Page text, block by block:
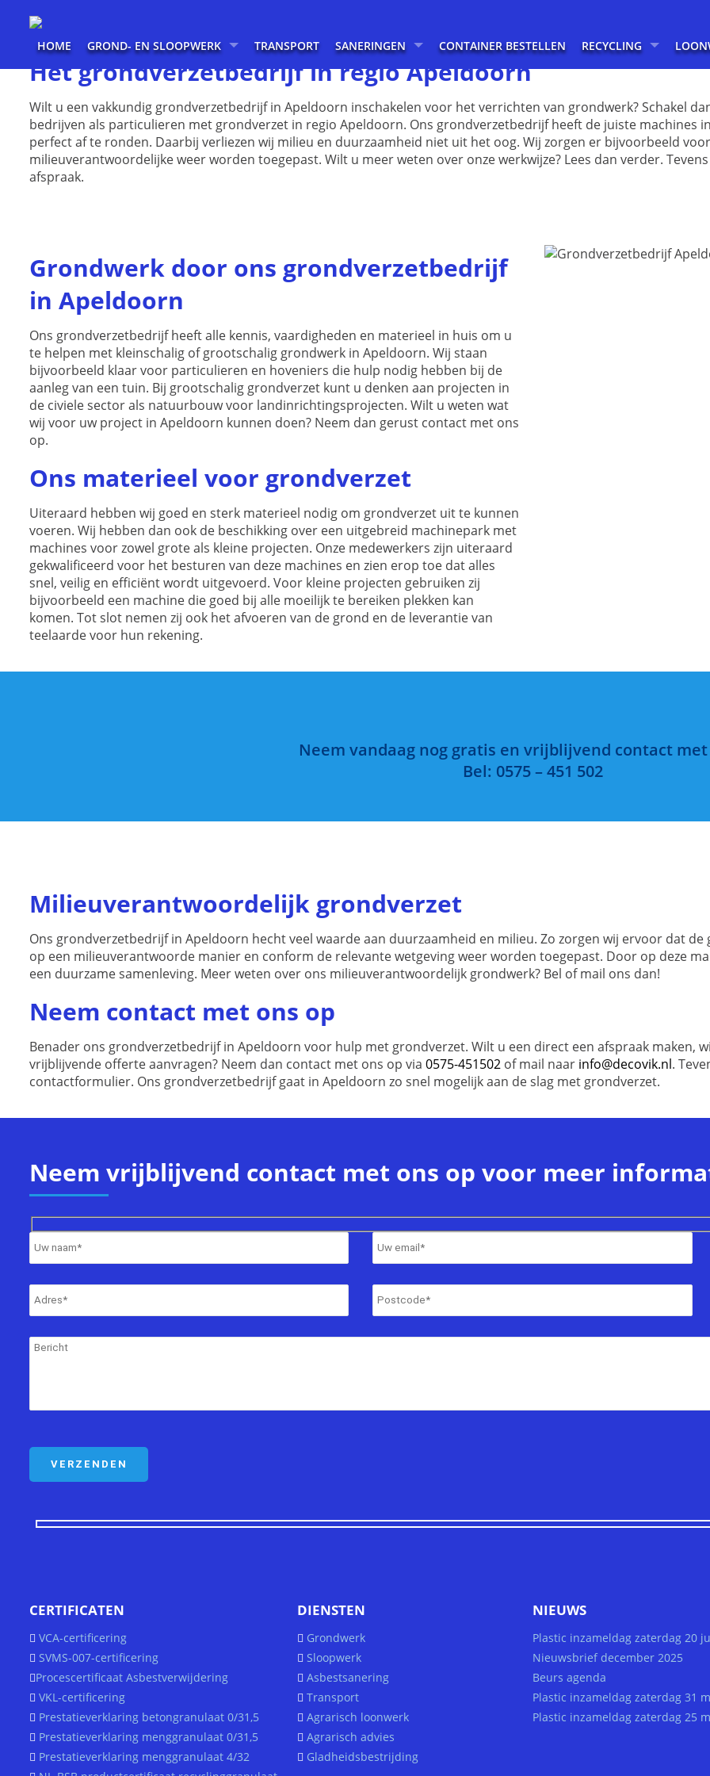
HOME GROND- EN SLOOPWERK TRANSPORT SANERINGEN CONTAINER BESTELLEN RECYCLING
Het grondverzetbedrijf in regio Apeldoorn
Wilt u een vakkundig grondverzetbedrijf in Apeldoorn inschakelen voor het verrichten van grondwerk? Schakel
bedrijven als particulieren met grondverzet in regio Apeldoorn. Ons grondverzetbedrijf heeft de juiste machines
perfect af te ronden. Daarbij verliezen wij milieu en duurzaamheid niet uit het oog. Wij zorgen er bijvoorbeeld
milieuverantwoordelijke weer worden toegepast. Wilt u meer weten over onze werkwijze? Lees dan verder.
afspraak.
Grondwerk door ons grondverzetbedrijf
in Apeldoorn
Ons grondverzetbedrijf heeft alle kennis, vaardigheden en materieel in huis om u
te helpen met kleinschalig of grootschalig grondwerk in Apeldoorn. Wij staan
bijvoorbeeld klaar voor particulieren en hoveniers die hulp nodig hebben bij de
aanleg van een tuin. Bij grootschalig grondverzet kunt u denken aan projecten in
de civiele sector als natuurbouw voor landinrichtingsprojecten. Wilt u weten wat
wij voor uw project in Apeldoorn kunnen doen? Neem dan gerust contact met ons
op.
Ons materieel voor grondverzet
Uiteraard hebben wij goed en sterk materieel nodig om grondverzet uit te kunnen
voeren. Wij hebben dan ook de beschikking over een uitgebreid machinepark met
machines voor zowel grote als kleine projecten. Onze medewerkers zijn uiteraard
gekwalificeerd voor het besturen van deze machines en zien erop toe dat alles
snel, veilig en efficiënt wordt uitgevoerd. Voor kleine projecten gebruiken zij
bijvoorbeeld een machine die goed bij alle moeilijk te bereiken plekken kan
komen. Tot slot nemen zij ook het afvoeren van de grond en de leverantie van
teelaarde voor hun rekening.
Neem vandaag nog gratis en vrijblijvend contact met
Bel: 0575 – 451 502
Milieuverantwoordelijk grondverzet
Ons grondverzetbedrijf in Apeldoorn hecht veel waarde aan duurzaamheid en milieu. Zo zorgen wij ervoor dat
op een milieuverantwoorde manier en conform de relevante wetgeving weer worden toegepast. Door op deze
een duurzame samenleving. Meer weten over ons milieuverantwoordelijk grondwerk? Bel of mail ons dan!
Neem contact met ons op
Benader ons grondverzetbedrijf in Apeldoorn voor hulp met grondverzet. Wilt u een direct een afspraak maken,
vrijblijvende offerte aanvragen? Neem dan contact met ons op via 0575-451502 of mail naar info@decovik.nl.
contactformulier. Ons grondverzetbedrijf gaat in Apeldoorn zo snel mogelijk aan de slag met grondverzet.
Neem vrijblijvend contact met ons op voor meer
CERTIFICATEN
VCA-certificering
SVMS-007-certificering
Procescertificaat Asbestverwijdering
VKL-certificering
Prestatieverklaring betongranulaat 0/31,5
Prestatieverklaring menggranulaat 0/31,5
Prestatieverklaring menggranulaat 4/32
DIENSTEN
Grondwerk
Sloopwerk
Asbestsanering
Transport
Agrarisch loonwerk
Agrarisch advies
Gladheidsbestrijding
NIEUWS
Plastic inzameldag zaterdag 20
Nieuwsbrief december 2025
Beurs agenda
Plastic inzameldag zaterdag 31
Plastic inzameldag zaterdag 25